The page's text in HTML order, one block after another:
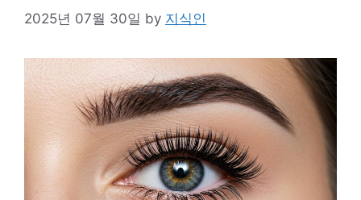
2025년 07월 30일 by 지식인